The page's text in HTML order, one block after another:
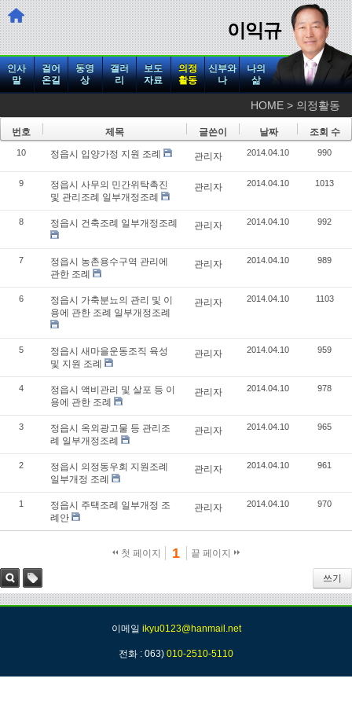
이익규
인사
말
걸어
온길
동영
상
갤러
리
보도
자료
의정
활동
신부와
나
나의
삶
HOME > 의정활동
번호 제목 글쓴이 날짜 조회 수
10 정읍시 입양가정 지원 조례 관리자 2014.04.10 990
9
정읍시 사무의 민간위탁촉진
및 관리조례 일부개정조례
관리자 2014.04.10 1013
8 정읍시 건축조례 일부개정조례 관리자 2014.04.10 992
7
정읍시 농촌용수구역 관리에
관한 조례
관리자 2014.04.10 989
6
정읍시 가축분뇨의 관리 및 이
용에 관한 조례 일부개정조례
관리자 2014.04.10 1103
5
정읍시 새마을운동조직 육성
및 지원 조례
관리자 2014.04.10 959
4
정읍시 액비관리 및 살포 등 이
용에 관한 조례
관리자 2014.04.10 978
3
정읍시 옥외광고물 등 관리조
례 일부개정조례
관리자 2014.04.10 965
2
정읍시 의정동우회 지원조례
일부개정 조례
관리자 2014.04.10 961
1
정읍시 주택조례 일부개정 조
례안
관리자 2014.04.10 970
첫 페이지 1 끝 페이지
쓰기
검색 태그
이메일 ikyu0123@hanmail.net
전화 : 063) 010-2510-5110